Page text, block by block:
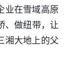
业在雪域高原
、做纽带，让
湘大地上的父